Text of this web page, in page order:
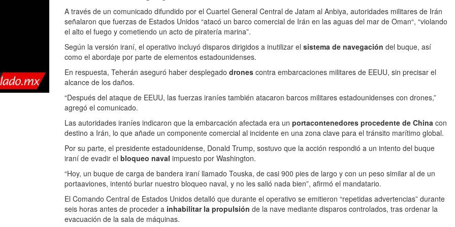
A través de un comunicado difundido por el Cuartel General Central de Jatam al Anbiya, autoridades militares de Irán
señalaron que fuerzas de Estados Unidos “atacó un barco comercial de Irán en las aguas del mar de Oman“, “violando
el alto el fuego y cometiendo un acto de piratería marina”.
Según la versión iraní, el operativo incluyó disparos dirigidos a inutilizar el sistema de navegación del buque, así
como el abordaje por parte de elementos estadounidenses.
En respuesta, Teherán aseguró haber desplegado drones contra embarcaciones militares de EEUU, sin precisar el
alcance de los daños.
“Después del ataque de EEUU, las fuerzas iraníes también atacaron barcos militares estadounidenses con drones,”
agregó el comunicado.
Las autoridades iraníes indicaron que la embarcación afectada era un portacontenedores procedente de China con
destino a Irán, lo que añade un componente comercial al incidente en una zona clave para el tránsito marítimo global.
Por su parte, el presidente estadounidense, Donald Trump, sostuvo que la acción respondió a un intento del buque
iraní de evadir el bloqueo naval impuesto por Washington.
“Hoy, un buque de carga de bandera iraní llamado Touska, de casi 900 pies de largo y con un peso similar al de un
portaaviones, intentó burlar nuestro bloqueo naval, y no les salió nada bien”, afirmó el mandatario.
El Comando Central de Estados Unidos detalló que durante el operativo se emitieron “repetidas advertencias” durante
seis horas antes de proceder a inhabilitar la propulsión de la nave mediante disparos controlados, tras ordenar la
evacuación de la sala de máquinas.